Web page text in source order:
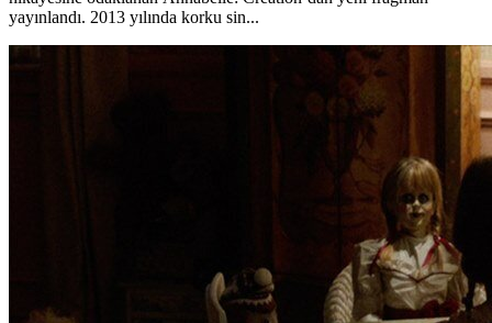
yayınlandı. 2013 yılında korku sin...